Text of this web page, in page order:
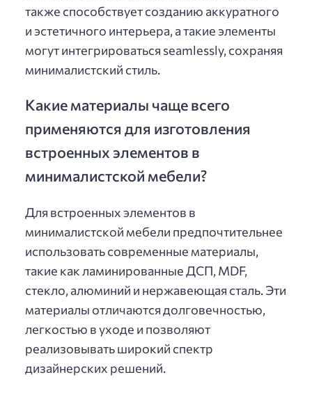
также способствует созданию аккуратного
и эстетичного интерьера, а такие элементы
могут интегрироваться seamlessly, сохраняя
минималистский стиль.
Какие материалы чаще всего
применяются для изготовления
встроенных элементов в
минималистской мебели?
Для встроенных элементов в
минималистской мебели предпочтительнее
использовать современные материалы,
такие как ламинированные ДСП, MDF,
стекло, алюминий и нержавеющая сталь. Эти
материалы отличаются долговечностью,
легкостью в уходе и позволяют
реализовывать широкий спектр
дизайнерских решений.